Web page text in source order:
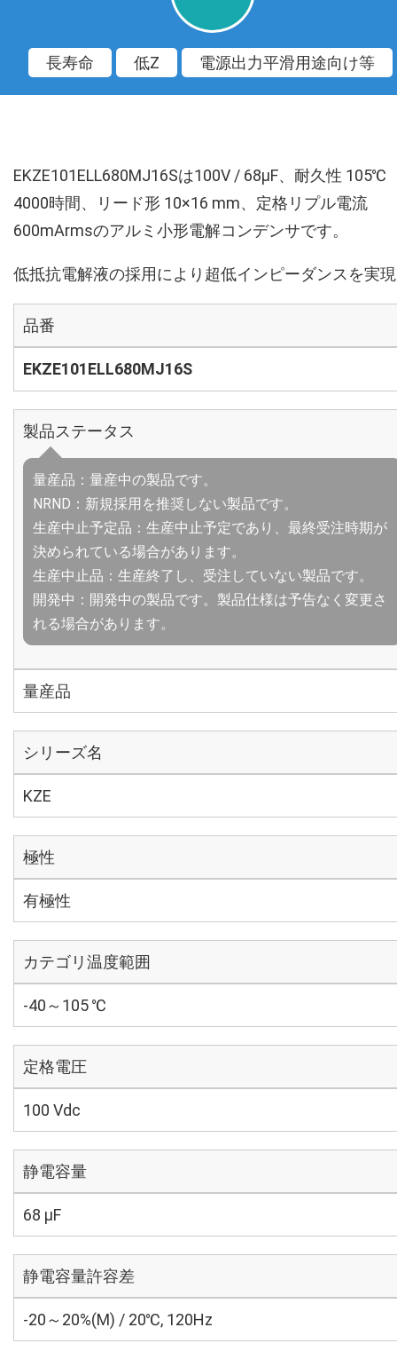
長寿命 低Z 電源出力平滑用途向け等
EKZE101ELL680MJ16Sは100V / 68µF、耐久性 105℃
4000時間、リード形 10×16 mm、定格リプル電流
600mArmsのアルミ小形電解コンデンサです。
低抵抗電解液の採用により超低インピーダンスを実現
品番
EKZE101ELL680MJ16S
製品ステータス
量産品：量産中の製品です。
NRND：新規採用を推奨しない製品です。
生産中止予定品：生産中止予定であり、最終受注時期が
決められている場合があります。
生産中止品：生産終了し、受注していない製品です。
開発中：開発中の製品です。製品仕様は予告なく変更さ
れる場合があります。
量産品
シリーズ名
KZE
極性
有極性
カテゴリ温度範囲
-40～105 ℃
定格電圧
100 Vdc
静電容量
68 µF
静電容量許容差
-20～20%(M) / 20℃, 120Hz